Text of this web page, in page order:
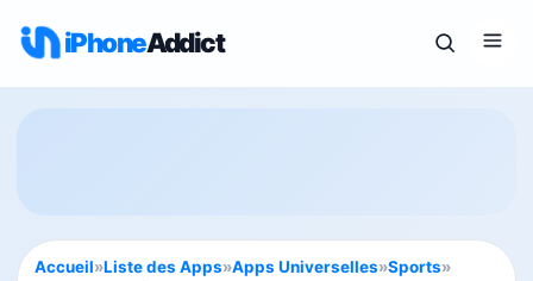
iPhoneAddict
Accueil»Liste des Apps»Apps Universelles»Sports»